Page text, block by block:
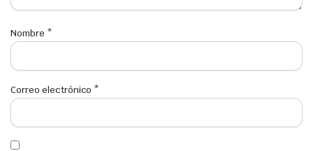
Nombre *
Correo electrónico *